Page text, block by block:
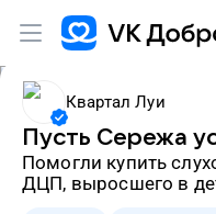
Квартал Луи
Пусть Сережа
Помогли купить слуховые аппараты для парня с
ДЦП, выросшего в